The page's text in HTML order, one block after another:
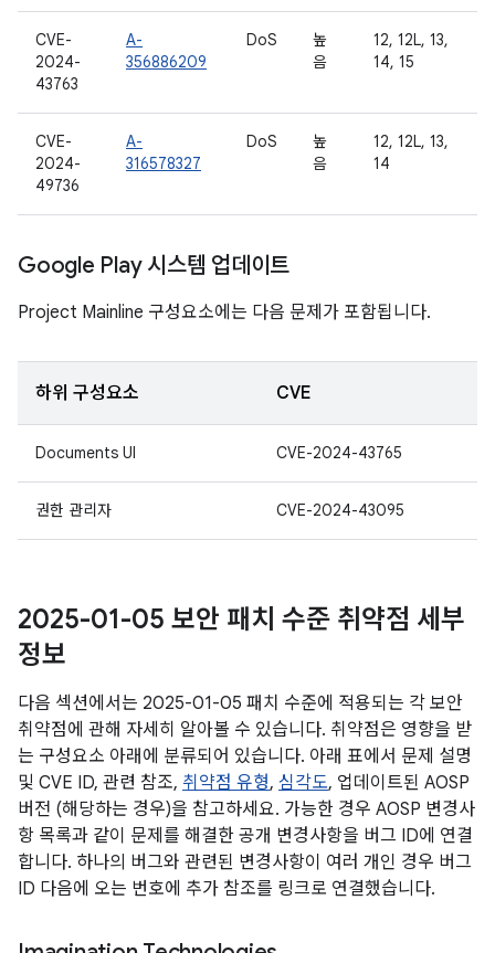
CVE-
2024-
43763
A-
356886209
DoS
높
음
12, 12L, 13,
14, 15
CVE-
2024-
49736
A-
316578327
DoS
높
음
12, 12L, 13,
14
Google Play 시스템 업데이트
Project Mainline 구성요소에는 다음 문제가 포함됩니다.
하위 구성요소 CVE
Documents UI CVE-2024-43765
권한 관리자 CVE-2024-43095
2025-01-05 보안 패치 수준 취약점 세부
정보
다음 섹션에서는 2025-01-05 패치 수준에 적용되는 각 보안
취약점에 관해 자세히 알아볼 수 있습니다. 취약점은 영향을 받
는 구성요소 아래에 분류되어 있습니다. 아래 표에서 문제 설명
및 CVE ID, 관련 참조, 취약점 유형, 심각도, 업데이트된 AOSP
버전 (해당하는 경우)을 참고하세요. 가능한 경우 AOSP 변경사
항 목록과 같이 문제를 해결한 공개 변경사항을 버그 ID에 연결
합니다. 하나의 버그와 관련된 변경사항이 여러 개인 경우 버그
ID 다음에 오는 번호에 추가 참조를 링크로 연결했습니다.